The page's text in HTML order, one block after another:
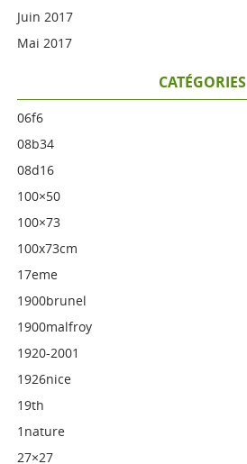
Juin 2017
Mai 2017
CATÉGORIES
06f6
08b34
08d16
100×50
100×73
100x73cm
17eme
1900brunel
1900malfroy
1920-2001
1926nice
19th
1nature
27×27